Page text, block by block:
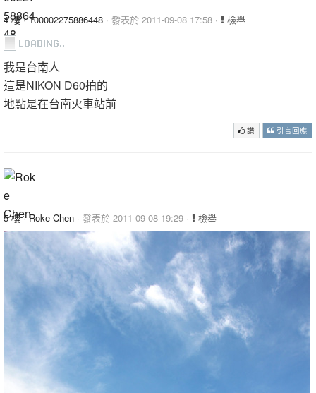
4 樓·100002275886448 · 發表於 2011-09-08 17:58 · 檢舉
我是台南人
這是NIKON D60拍的
地點是在台南火車站前
讚 引言回應
5 樓·Roke Chen · 發表於 2011-09-08 19:29 · 檢舉